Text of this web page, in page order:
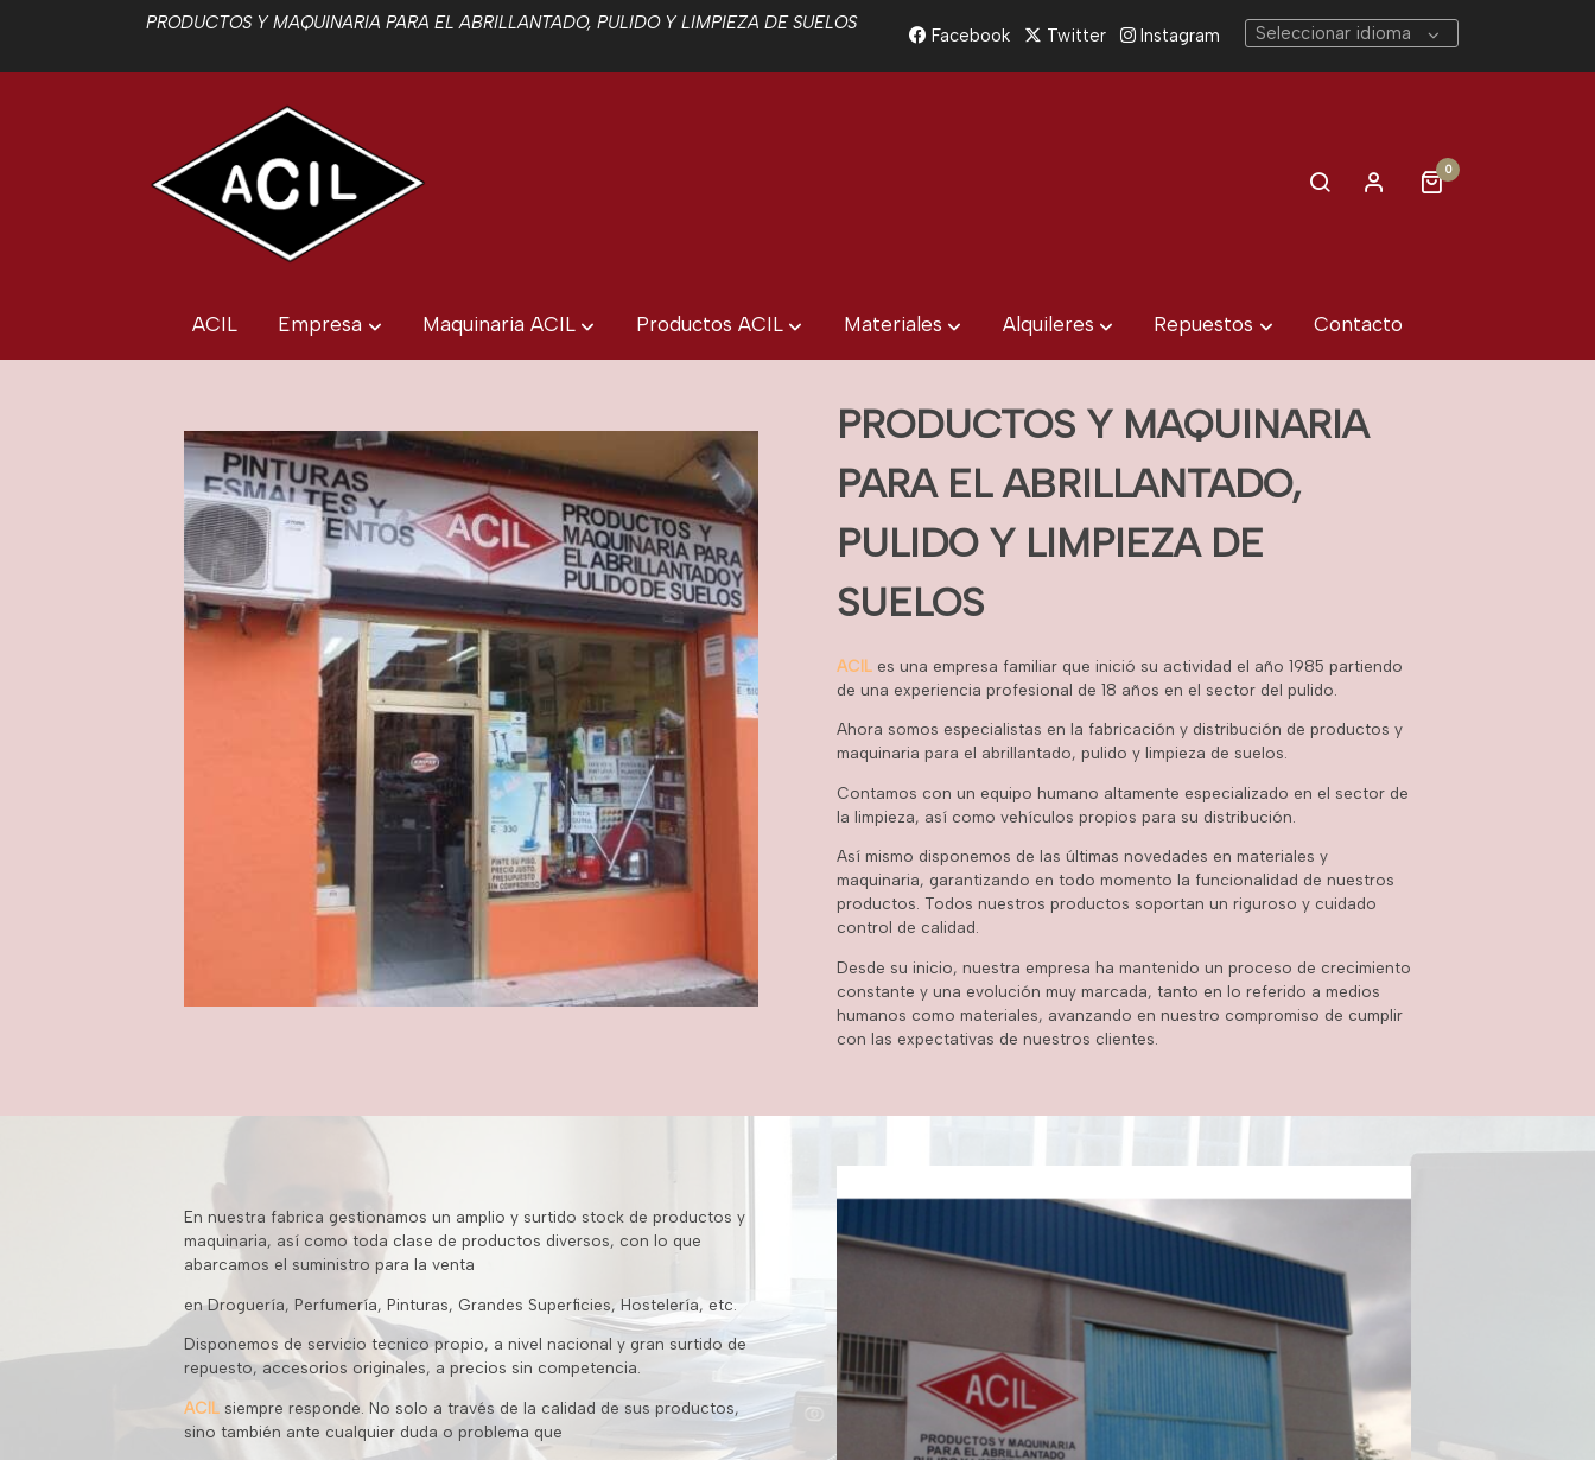
PRODUCTOS Y MAQUINARIA PARA EL ABRILLANTADO, PULIDO Y LIMPIEZA DE SUELOS
Facebook Twitter Instagram Seleccionar idioma
0
ACIL Empresa Maquinaria ACIL Productos ACIL Materiales Alquileres Repuestos Contacto
PRODUCTOS Y MAQUINARIA
PARA EL ABRILLANTADO,
PULIDO Y LIMPIEZA DE
SUELOS
ACILes una empresa familiar que inició su actividad el año 1985 partiendo
de una experiencia profesional de 18 años en el sector del pulido.
Ahora somos especialistas en la fabricación y distribución de productos y
maquinaria para el abrillantado, pulido y limpieza de suelos.
Contamos con un equipo humano altamente especializado en el sector de
la limpieza, así como vehículos propios para su distribución.
Así mismo disponemos de las últimas novedades en materiales y
maquinaria, garantizando en todo momento la funcionalidad de nuestros
productos. Todos nuestros productos soportan un riguroso y cuidado
control de calidad.
Desde su inicio, nuestra empresa ha mantenido un proceso de crecimiento
constante y una evolución muy marcada, tanto en lo referido a medios
humanos como materiales, avanzando en nuestro compromiso de cumplir
con las expectativas de nuestros clientes.
En nuestra fabrica gestionamos un amplio y surtido stock de productos y
maquinaria, así como toda clase de productos diversos, con lo que
abarcamos el suministro para la venta
en Droguería, Perfumería, Pinturas, Grandes Superficies, Hostelería, etc.
Disponemos de servicio tecnico propio, a nivel nacional y gran surtido de
repuesto, accesorios originales, a precios sin competencia.
ACIL siempre responde. No solo a través de la calidad de sus productos,
sino también ante cualquier duda o problema que